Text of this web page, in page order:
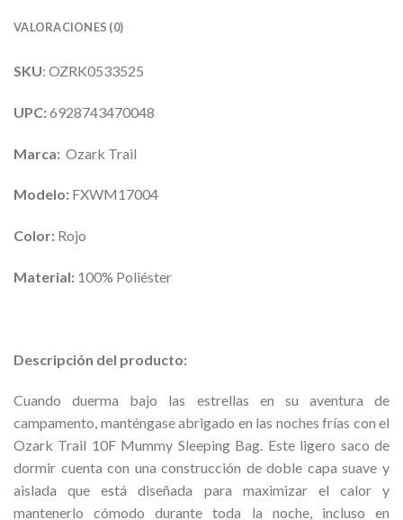
VALORACIONES (0)
SKU: OZRK0533525
UPC:6928743470048
Marca: Ozark Trail
Modelo: FXWM17004
Color: Rojo
Material: 100% Poliéster
Descripción del producto:
Cuando duerma bajo las estrellas en su aventura de
campamento, manténgase abrigado en las noches frías con el
Ozark Trail 10F Mummy Sleeping Bag. Este ligero saco de
dormir cuenta con una construcción de doble capa suave y
aislada que está diseñada para maximizar el calor y
mantenerlo cómodo durante toda la noche, incluso en